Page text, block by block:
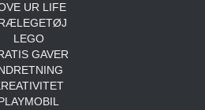
UR LIFE
LEGO
GAVER